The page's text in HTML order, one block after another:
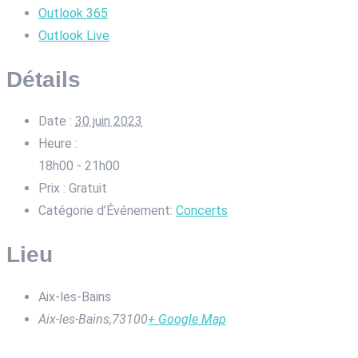
Outlook 365
Outlook Live
Détails
Date : 30 juin 2023
Heure :
18h00 - 21h00
Prix : Gratuit
Catégorie d’Événement: Concerts
Lieu
Aix-les-Bains
Aix-les-Bains,73100+ Google Map